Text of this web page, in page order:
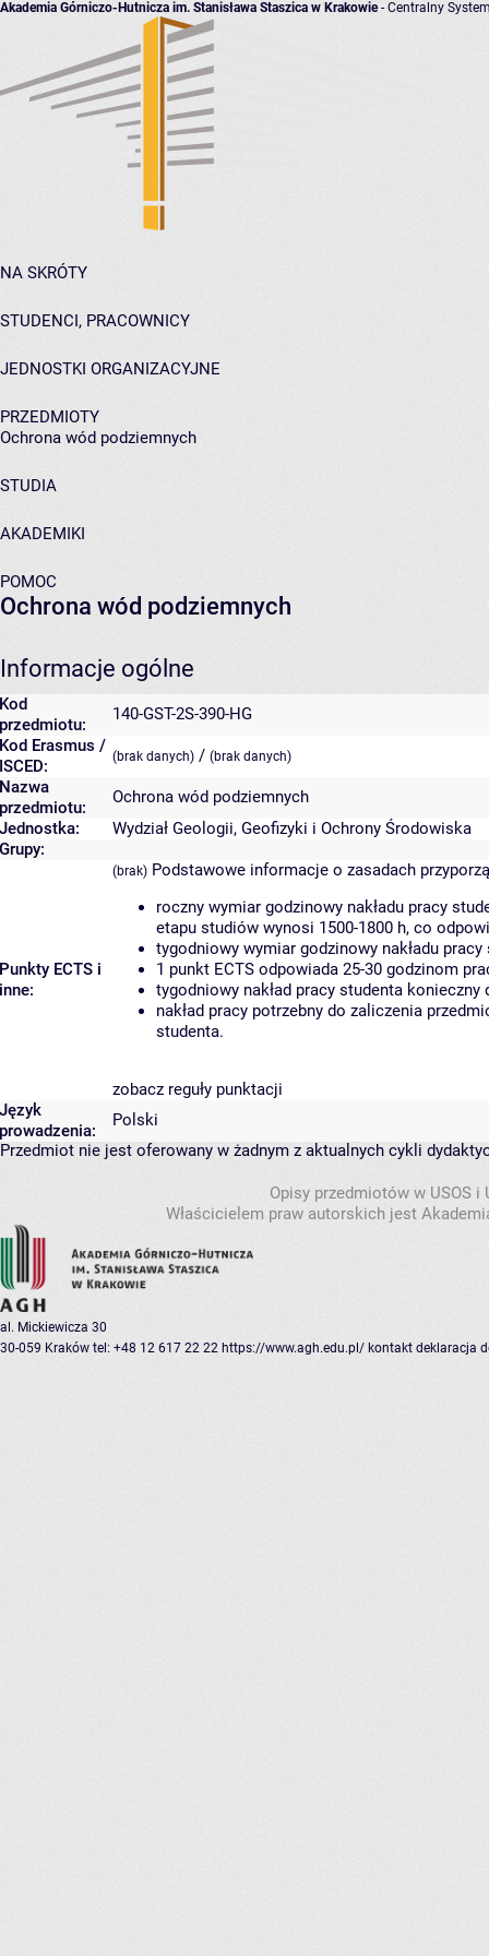
Akademia Górniczo-Hutnicza im. Stanisława Staszica w Krakowie- Centralny
NA SKRÓTY
STUDENCI, PRACOWNICY
JEDNOSTKI ORGANIZACYJNE
PRZEDMIOTY
Ochrona wód podziemnych
STUDIA
AKADEMIKI
POMOC
Ochrona wód podziemnych
Informacje ogólne
Kod
przedmiotu:
140-GST-2S-390-HG
Kod Erasmus /
ISCED:
(brak danych) / (brak danych)
Nazwa
przedmiotu:
Ochrona wód podziemnych
Jednostka:
Wydział Geologii, Geofizyki i Ochrony Środowiska
Grupy:
Punkty ECTS i
inne:
(brak) Podstawowe informacje o zasadach
roczny wymiar godzinowy nakładu pracy
etapu studiów wynosi 1500-1800 h, co
tygodniowy wymiar godzinowy nakładu
1 punkt ECTS odpowiada 25-30 godzinom
tygodniowy nakład pracy studenta
nakład pracy potrzebny do zaliczenia
studenta.
zobacz reguły punktacji
Język
prowadzenia:
Polski
Przedmiot nie jest oferowany w żadnym z aktualnych cykli
Opisy przedmiotów w USOS
Właścicielem praw autorskich jest
al. Mickiewicza 30
30-059 Kraków tel: +48 12 617 22 22 https://www.agh.edu.pl/ kontakt deklaracja